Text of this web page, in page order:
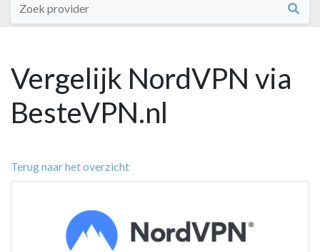
Vergelijk NordVPN via
BesteVPN.nl
Terug naar het overzicht